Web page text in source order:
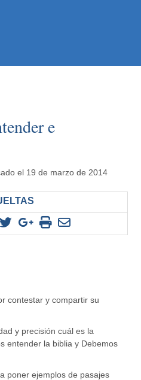
e
el 19 de marzo de 2014
contestar y compartir su
y precisión cuál es la
entender la biblia y Debemos
poner ejemplos de pasajes